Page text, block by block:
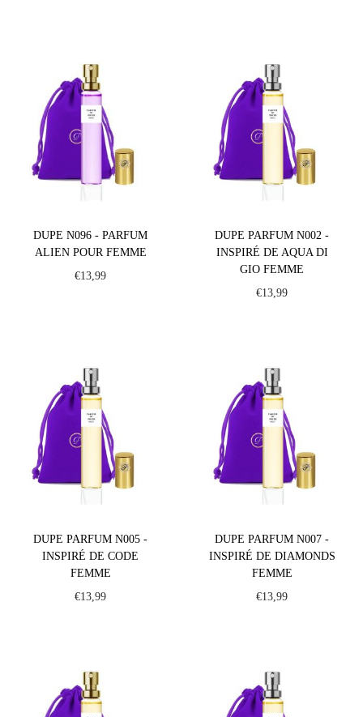
DUPE N096 - PARFUM
ALIEN POUR FEMME
€13,99
DUPE PARFUM N002 -
INSPIRÉ DE AQUA DI
GIO FEMME
€13,99
DUPE PARFUM N005 -
INSPIRÉ DE CODE
FEMME
€13,99
DUPE PARFUM N007 -
INSPIRÉ DE DIAMONDS
FEMME
€13,99